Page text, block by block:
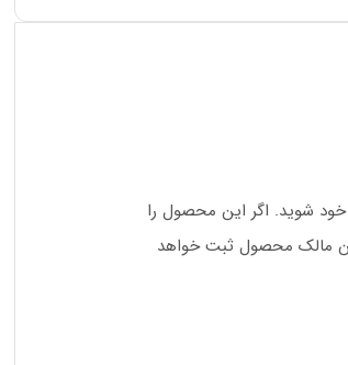
خود شوید. اگر این محصول را
مالک محصول ثبت خواهد